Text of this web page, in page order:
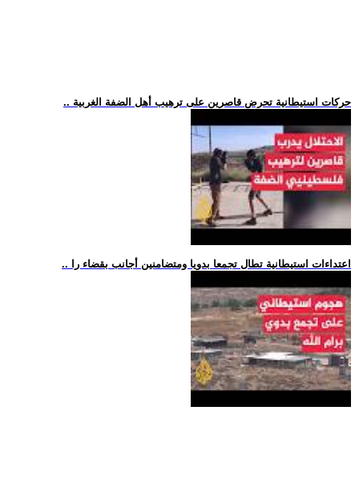
.. حركات استيطانية تحرض قاصرين على ترهيب أهل الضفة الغربية
.. اعتداءات استيطانية تطال تجمعا بدويا ومتضامنين أجانب بقضاء را